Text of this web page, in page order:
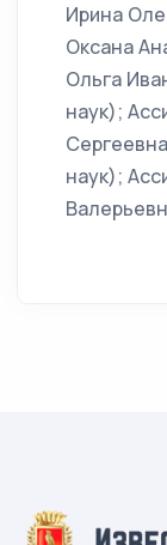
Ирина
Оксана
Ольга
наук);
наук);